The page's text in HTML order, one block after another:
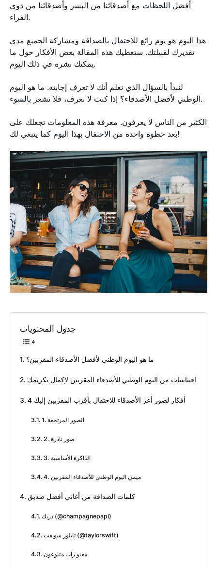
أفضل اللحظات مع أصدقائنا من البشر وأصدقائنا من ذوي
الفراء.
هذا اليوم هو يوم رائع للاحتفال بالصداقة ومشاركة الجميع مدى
تقديرك لقبيلتك. ستعطيك هذه المقالة بعض الأفكار حول ما
يمكنك نشره في ذلك اليوم.
لنبدأ بالسؤال الذي نعلم أنك لا تعرف إجابته. ما هو اليوم
الوطني لأفضل الأصدقاء؟ إذا كنت لا تعرف، فلا تشعر بالسوء.
الكثير من الناس لا يعرفون. معرفة هذه المعلومات تجعلك على
بعد خطوة واحدة من الاحتفال بهذا اليوم كما ينبغي لك!
جدول المحتويات
ما هو اليوم الوطني لأفضل الأصدقاء المقربين؟
اقتباسات من اليوم الوطني للأصدقاء المقربين لإكمال تكريمك
4 أفكار لصور أعز الأصدقاء للاحتفال بأقرب المقربين إليك
1. الصور المرتجعة
2. صور نادرة
3. الذاكرة الأساسية
4. ميمي اليوم الوطني للأصدقاء المقربين
كلمات الصداقة من أغاني أفضل صديق
دريك (@champagnepapi)
تايلور سويفت (@taylorswift)
مغنو راب متنوعون